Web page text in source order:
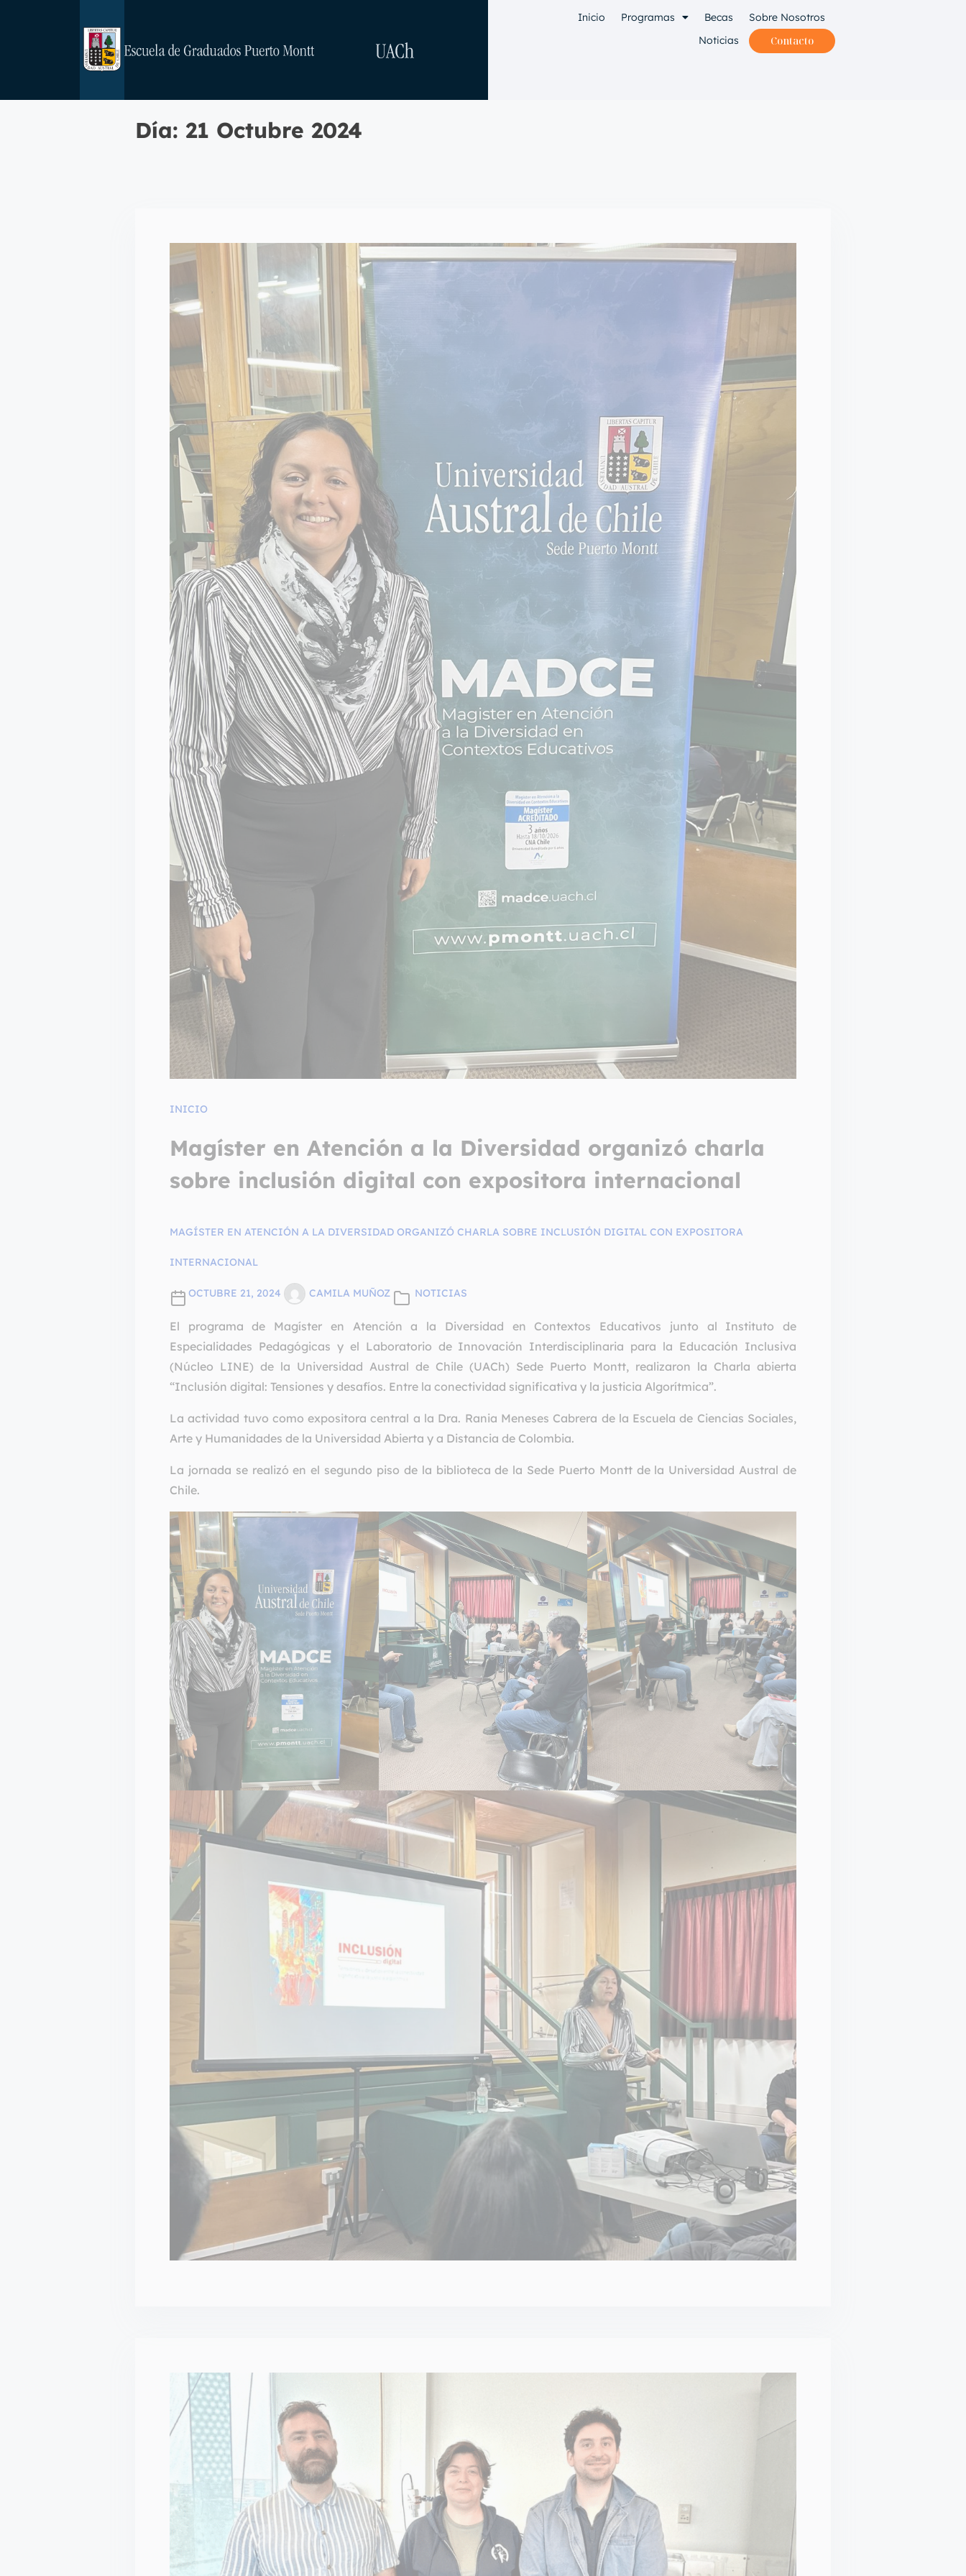
Inicio Programas Becas
Sobre Nosotros
Noticias
Contacto
Día: 21 Octubre 2024
INICIO
Magíster en Atención a la Diversidad organizó charla
sobre inclusión digital con expositora internacional
MAGÍSTER EN ATENCIÓN A LA DIVERSIDAD ORGANIZÓ CHARLA SOBRE INCLUSIÓN DIGITAL CON EXPOSITORA
INTERNACIONAL
OCTUBRE 21, 2024 CAMILA MUÑOZ NOTICIAS
El programa de Magíster en Atención a la Diversidad en Contextos Educativos junto al Instituto de
Especialidades Pedagógicas y el Laboratorio de Innovación Interdisciplinaria para la Educación Inclusiva
(Núcleo LINE) de la Universidad Austral de Chile (UACh) Sede Puerto Montt, realizaron la Charla abierta
“Inclusión digital: Tensiones y desafíos. Entre la conectividad significativa y la justicia Algorítmica”.
La actividad tuvo como expositora central a la Dra. Rania Meneses Cabrera de la Escuela de Ciencias Sociales,
Arte y Humanidades de la Universidad Abierta y a Distancia de Colombia.
La jornada se realizó en el segundo piso de la biblioteca de la Sede Puerto Montt de la Universidad Austral de
Chile.